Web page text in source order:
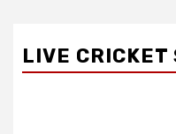
LIVE CRICKET